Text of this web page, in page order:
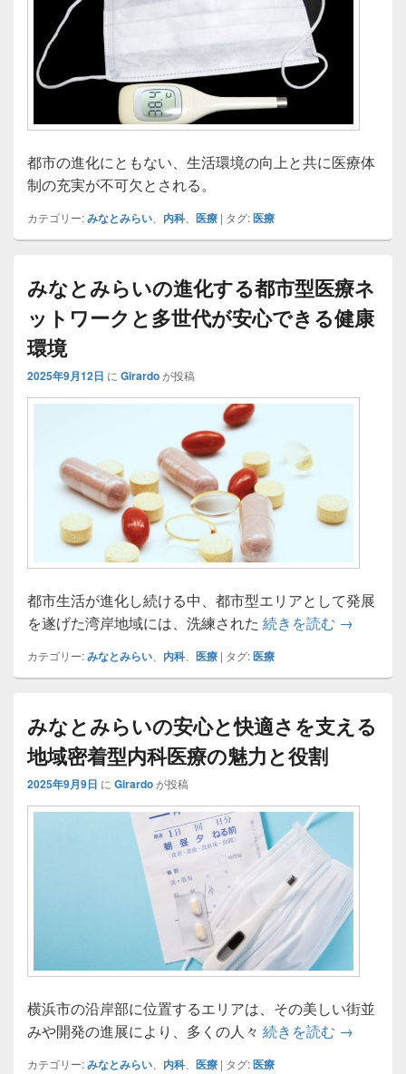
都市の進化にともない、生活環境の向上と共に医療体
制の充実が不可欠とされる。
カテゴリー:みなとみらい 内科、 医療 | タグ:医療
みなとみらいの進化する都市型医療ネ
ットワークと多世代が安心できる健康
環境
2025年9月12日 に Girardoが投稿
都市生活が進化し続ける中、都市型エリアとして発展
を遂げた湾岸地域には、洗練された 続きを読む みなとみ
→
カテゴリー:みなとみらい 内科、 医療 | タグ:医療
みなとみらいの安心と快適さを支える
地域密着型内科医療の魅力と役割
2025年9月9日 に Girardoが投稿
横浜市の沿岸部に位置するエリアは、その美しい街並
みや開発の進展により、多くの人々 続きを読む みなとみ
→
カテゴリー:みなとみらい、 内科、 医療 | タグ:医療